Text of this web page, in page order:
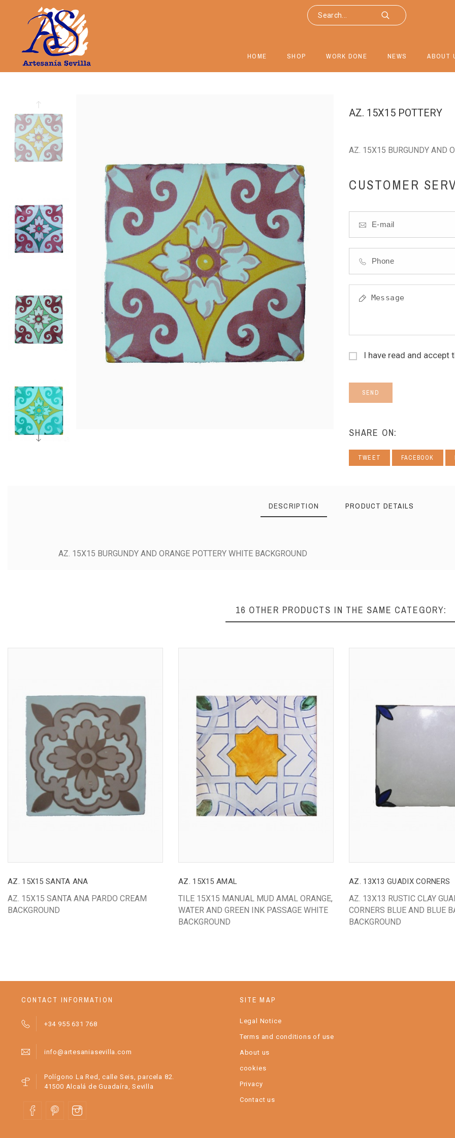
HOME SHOP WORK DONE NEWS ABOUT
AZ. 15X15 POTTERY
AZ. 15X15 BURGUNDY AND
CUSTOMER
I have read and accept
SEND
SHARE ON:
TWEET FACEBOOK
DESCRIPTION PRODUCT DETAILS
AZ. 15X15 BURGUNDY AND ORANGE POTTERY WHITE BACKGROUND
16 OTHER PRODUCTS IN THE SAME CATEGORY:
AZ. 15X15 SANTA ANA
AZ. 15X15 SANTA ANA PARDO CREAM
BACKGROUND
AZ. 15X15 AMAL
TILE 15X15 MANUAL MUD AMAL ORANGE,
WATER AND GREEN INK PASSAGE WHITE
BACKGROUND
AZ. 13X13 GUADIX CORNERS
AZ. 13X13 RUSTIC CLAY
CORNERS BLUE AND BLUE
BACKGROUND
CONTACT INFORMATION
+34 955 631 768
info@artesaniasevilla.com
Polígono La Red, calle Seis, parcela 82.
41500 Alcalá de Guadaíra, Sevilla
SITE MAP
Legal Notice
Terms and conditions of use
About us
cookies
Privacy
Contact us